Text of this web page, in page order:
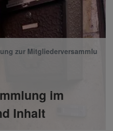
zur Mitgliederversammlung
im
Inhalt